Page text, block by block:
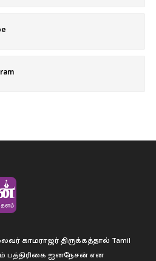
காமராஜர் திருக்கத்தால் Tamil
பத்திரிகை ஐனநேசன் என